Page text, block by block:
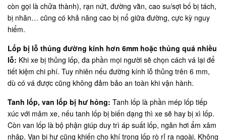
còn gọi là chửa thành), rạn nứt, đường vằn, cao su/sợi bố bị tách,
bị nhăn… cũng có khả năng cao bị nổ giữa đường, cực kỳ nguy
hiểm.
Lốp bị lỗ thủng đường kính hơn 6mm hoặc thủng quá nhiều
lỗ: Khi xe bị thủng lốp, đa phần mọi người sẽ chọn cách vá lại để
tiết kiệm chi phí. Tuy nhiên nếu đường kính lỗ thủng trên 6 mm,
dù có vá được cũng không đảm bảo an toàn khi vận hành.
Tanh lốp, van lốp bị hư hỏng: Tanh lốp là phần mép lốp tiếp
xúc với mâm xe, nếu tanh lốp bị biến dạng thì xe sẽ hay bị xì lốp.
Còn van lốp là bộ phận giúp duy trì áp suất lốp, ngăn hơi ẩm xâm
nhập. Van bị hư cũng khiến cho khí trong lốp rò rỉ ra ngoài. Không